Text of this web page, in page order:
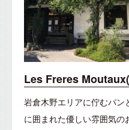
Les Freres
岩倉木野エリアに佇むパ
に囲まれた優しい雰囲気